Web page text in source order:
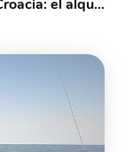
Alquile un barco a motor en Zadar, Croacia: el alquiler de yates BACKUP.